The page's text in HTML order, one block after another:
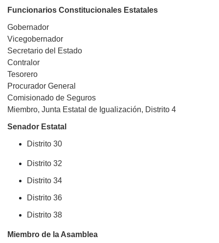
Funcionarios Constitucionales Estatales
Gobernador
Vicegobernador
Secretario del Estado
Contralor
Tesorero
Procurador General
Comisionado de Seguros
Miembro, Junta Estatal de Igualización, Distrito 4
Senador Estatal
Distrito 30
Distrito 32
Distrito 34
Distrito 36
Distrito 38
Miembro de la Asamblea